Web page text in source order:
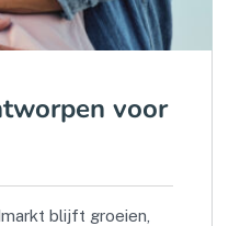
voor
blijft groeien,